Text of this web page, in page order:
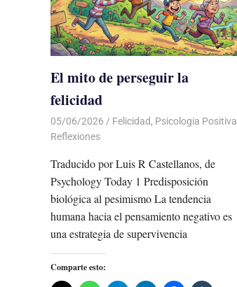
El mito de perseguir la
felicidad
05/06/2026 De todo un Poco
Felicidad, Psicologia Positiva
Reflexiones
Traducido por Luis R Castellanos, de
Psychology Today 1 Predisposición
biológica al pesimismo La tendencia
humana hacia el pensamiento negativo es
una estrategia de supervivencia
Comparte esto: